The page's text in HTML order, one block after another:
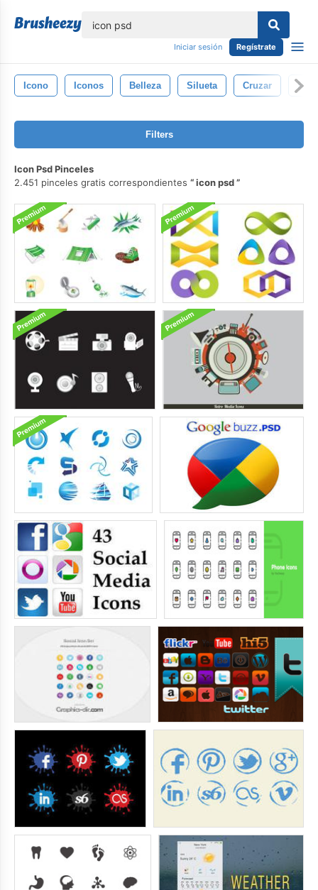
Iniciar sesión Regístrate
Icono Iconos Belleza Silueta Cruzar
Filters
Icon Psd Pinceles
2.451 pinceles gratis correspondientes
icon psd